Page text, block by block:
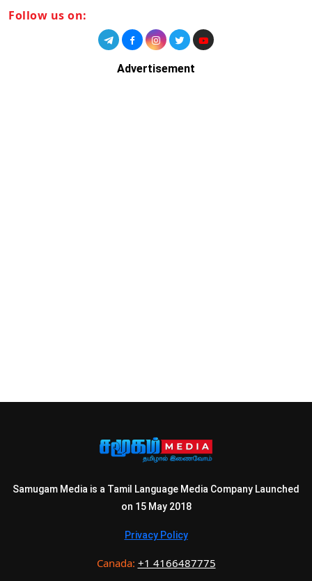
Follow us on:
Advertisement
Samugam Media is a Tamil Language Media Company Launched
on 15 May 2018
Privacy Policy
Canada: +1 4166487775